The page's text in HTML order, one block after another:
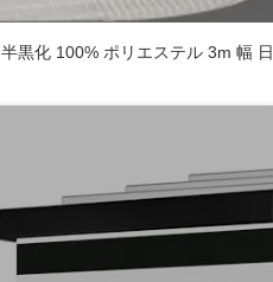
半黒化 100% ポリエステル 3m 幅